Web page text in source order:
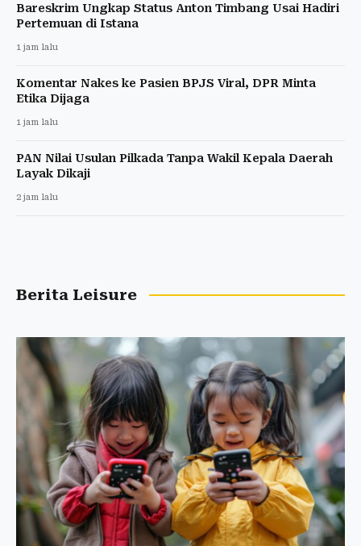
Bareskrim Ungkap Status Anton Timbang Usai Hadiri
Pertemuan di Istana
1 jam lalu
Komentar Nakes ke Pasien BPJS Viral, DPR Minta
Etika Dijaga
1 jam lalu
PAN Nilai Usulan Pilkada Tanpa Wakil Kepala Daerah
Layak Dikaji
2 jam lalu
Berita Leisure